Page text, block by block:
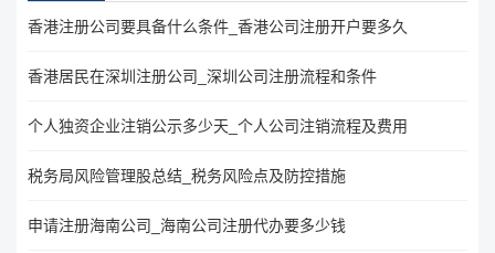
香港注册公司要具备什么条件_香港公司注册开户要多久
香港居民在深圳注册公司_深圳公司注册流程和条件
个人独资企业注销公示多少天_个人公司注销流程及费用
税务局风险管理股总结_税务风险点及防控措施
申请注册海南公司_海南公司注册代办要多少钱